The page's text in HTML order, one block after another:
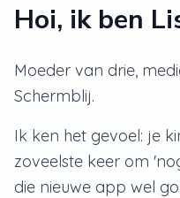
Hoi, ik ben
Moeder van drie,
Schermblij.
Ik ken het gevoel: je
zoveelste keer om
die nieuwe app wel